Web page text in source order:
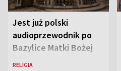
Jest już polski
audioprzewodnik po
Bazylice Matki Bożej
Większej w Rzymie
RELIGIA